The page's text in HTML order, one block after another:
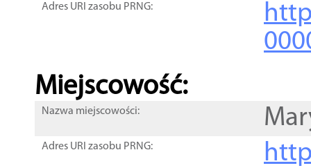
Adres URI zasobu PRNG:
Miejscowość:
Nazwa miejscowości:
Adres URI zasobu PRNG: